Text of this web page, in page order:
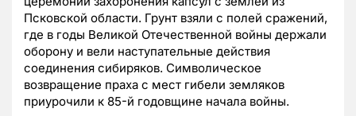
Псковской области. Грунт взяли с полей сражений,
где в годы Великой Отечественной войны держали
оборону и вели наступательные действия
соединения сибиряков. Символическое
возвращение праха с мест гибели земляков
приурочили к 85-й годовщине начала войны.